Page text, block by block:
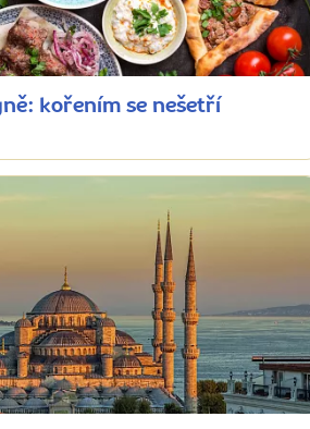
kořením se nešetří